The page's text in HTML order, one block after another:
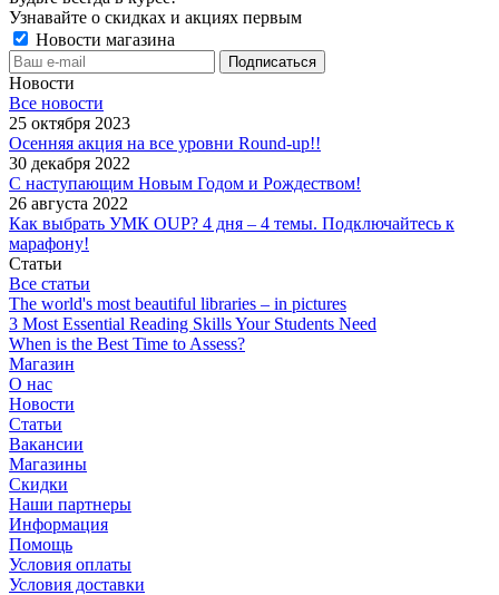
Узнавайте о скидках и акциях первым
Новости магазина
Новости
Все новости
25 октября 2023
Осенняя акция на все уровни Round-up!!
30 декабря 2022
С наступающим Новым Годом и Рождеством!
26 августа 2022
Как выбрать УМК OUP? 4 дня – 4 темы. Подключайтесь к
марафону!
Статьи
Все статьи
The world's most beautiful libraries – in pictures
3 Most Essential Reading Skills Your Students Need
When is the Best Time to Assess?
Магазин
О нас
Новости
Статьи
Вакансии
Магазины
Скидки
Наши партнеры
Информация
Помощь
Условия оплаты
Условия доставки